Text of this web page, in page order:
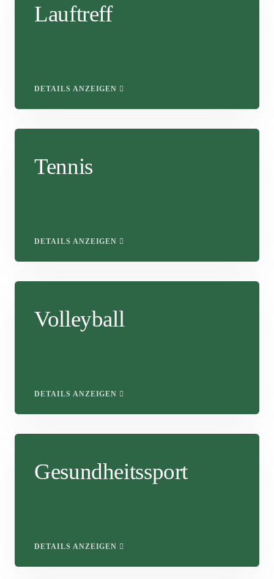
Lauftreff
DETAILS ANZEIGEN
Tennis
DETAILS ANZEIGEN
Volleyball
DETAILS ANZEIGEN
Gesundheitssport
DETAILS ANZEIGEN